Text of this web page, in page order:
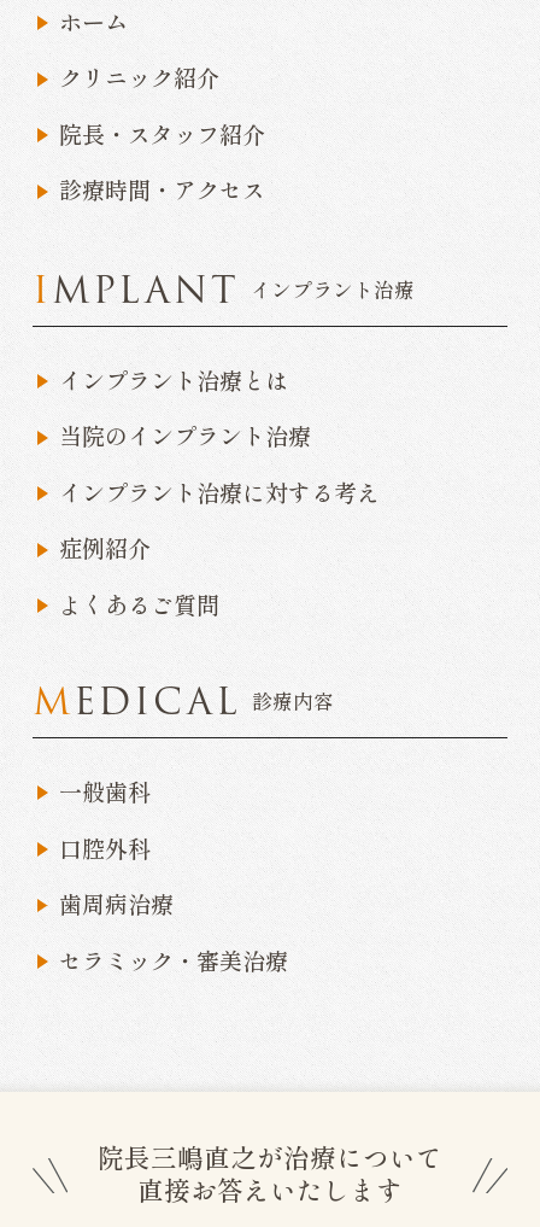
ホーム
クリニック紹介
院長・スタッフ紹介
診療時間・アクセス
IMPLANT インプラント治療
インプラント治療とは
当院のインプラント治療
インプラント治療に対する考え
症例紹介
よくあるご質問
MEDICAL 診療内容
一般歯科
口腔外科
歯周病治療
セラミック・審美治療
院長三嶋直之が治療について
直接お答えいたします